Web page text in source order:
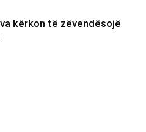
kërkon të zëvendësojë